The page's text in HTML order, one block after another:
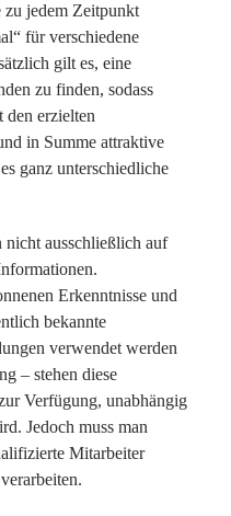
zu jedem Zeitpunkt
für verschiedene
gilt es, eine
zu finden, sodass
den erzielten
in Summe attraktive
ganz unterschiedliche
nicht ausschließlich auf
Erkenntnisse und
bekannte
verwendet werden
– stehen diese
Verfügung, unabhängig
Jedoch muss man
Mitarbeiter